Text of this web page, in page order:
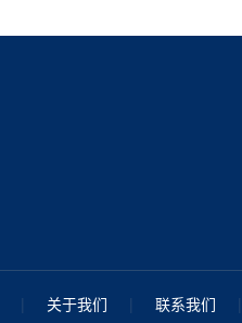
| 关于我们 | 联系我们 |